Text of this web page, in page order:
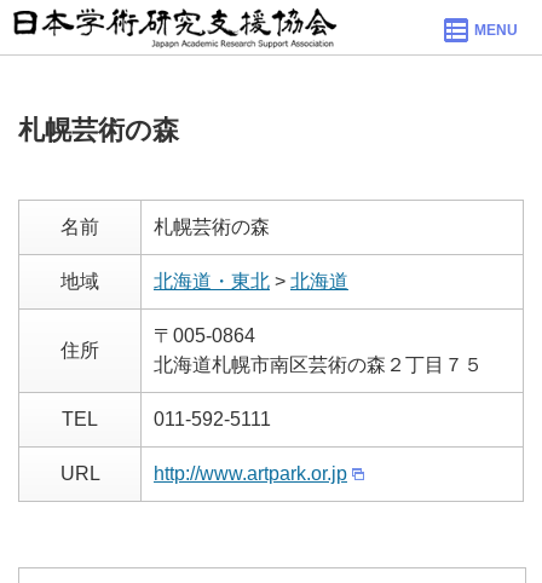
MENU
札幌芸術の森
名前 札幌芸術の森
地域 北海道・東北 > 北海道
住所
〒005-0864
北海道札幌市南区芸術の森２丁目７５
TEL 011-592-5111
URL http://www.artpark.or.jp